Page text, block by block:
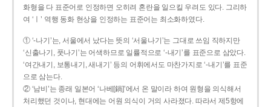
화형을 다 표준어로 인정하면 오히려 혼란을 일으킬 우려도 있다. 그리하
여 ‘ㅣ’ 역행 동화 현상을 인정하는 표준어는 최소화하였다.
① ‘-나기’는, 서울에서 났다는 뜻의 ‘서울나기’는 그대로 쓰임 직하지만
‘신출나기, 풋나기’는 어색하므로 일률적으로 ‘-내기’를 표준으로 삼았다.
‘여간내기, 보통내기, 새내기’ 등의 어휘에서도 마찬가지로 ‘-내기’를 표준
으로 삼는다.
② ‘남비’는 종래 일본어 ‘나베[鍋]’에서 온 말이라 하여 원형을 의식해서
처리했던 것이나, 현대에는 어원 의식이 거의 사라졌다. 따라서 제5항에